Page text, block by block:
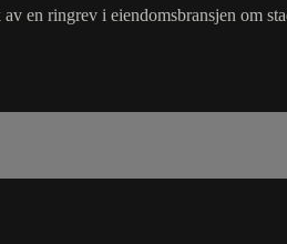
en ringrev i eiendomsbransjen om